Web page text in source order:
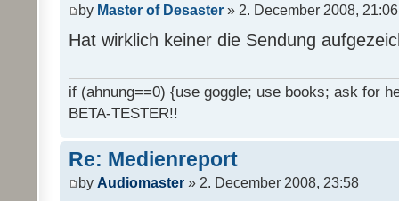
by Master of Desaster » 2. December 2008, 21:06
Hat wirklich keiner die Sendung
if (ahnung==0) {use goggle; use books; ask for
BETA-TESTER!!
Re: Medienreport
by Audiomaster » 2. December 2008, 23:58